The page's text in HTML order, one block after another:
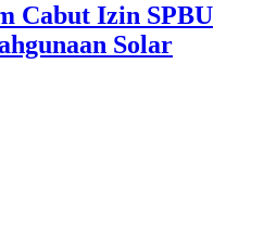
Cabut Izin SPBU
Solar